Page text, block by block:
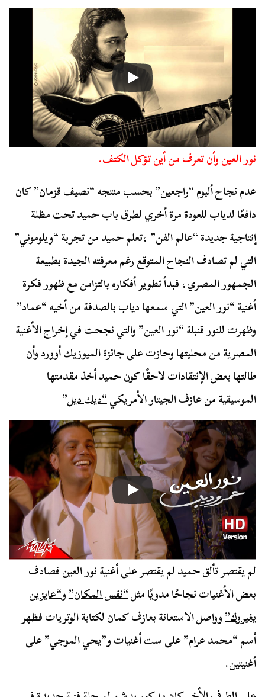
نور العين وأن تعرف من أين تؤكل الكتف.
عدم نجاح ألبوم “راجعين” بحسب منتجه “نصيف قزمان” كان
دافعًا لدياب للعودة مرة أخري لطرق باب حميد تحت مظلة
إنتاجية جديدة “عالم الفن” ،تعلم حميد من تجربة “ويلوموني”
التي لم تصادف النجاح المتوقع رغم معرفته الجيدة بطبيعة
الجمهور المصري، فبدأ تطوير أفكاره بالتزامن مع ظهور فكرة
أغنية “نور العين” التي سمعها دياب بالصدفة من أخيه “عماد”
وظهرت للنور قنبلة “نور العين” والتي نجحت في إخراج الأغنية
المصرية من محليتها وحازت على جائزة الميوزيك أوورد وأن
طالتها بعض الإنتقادات لاحقًا كون حميد أخذ مقدمتها
الموسيقية من عازف الجيتار الأمريكي“ديك ديل”
لم يقتصر تألق حميد لم يقتصر على أغنية نور العين فصادف
بعض الأغنيات نجاحًا مدويًا مثل“نفس المكان”و“عايزين
يغيروك”وواصل الاستعانة بعازف كمان لكتابة الوتريات فظهر
أسم “محمد عرام” على ست أغنيات و”يحي الموجي” على
أغنيتين.